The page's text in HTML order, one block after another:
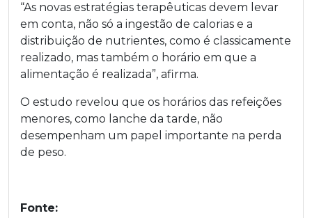
“As novas estratégias terapêuticas devem levar
em conta, não só a ingestão de calorias e a
distribuição de nutrientes, como é classicamente
realizado, mas também o horário em que a
alimentação é realizada”, afirma.
O estudo revelou que os horários das refeições
menores, como lanche da tarde, não
desempenham um papel importante na perda
de peso.
Fonte: